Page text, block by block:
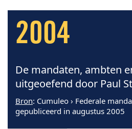
2004
De mandaten, ambten
uitgeoefend door Paul
Bron: Cumuleo › Federale
gepubliceerd in augustus 2005